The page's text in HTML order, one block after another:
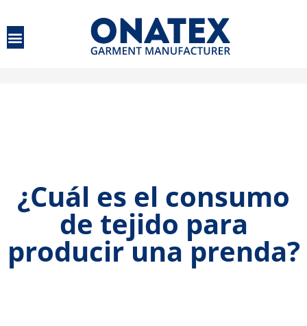
¿Cuál es el consumo
de tejido para
producir una prenda?